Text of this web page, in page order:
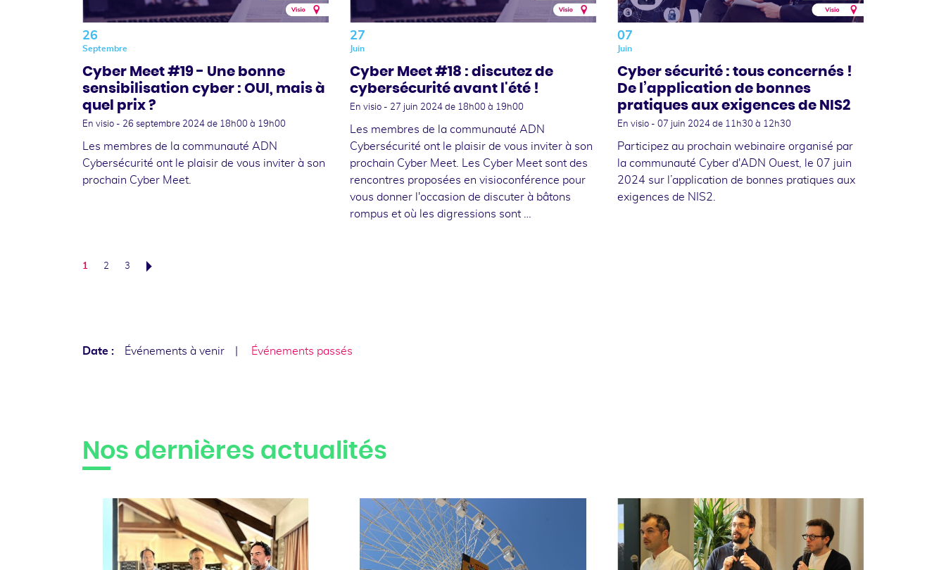
26
Septembre
Cyber Meet #19 - Une bonne
sensibilisation cyber : OUI, mais à
quel prix ?
En visio - 26 septembre 2024 de 18h00 à 19h00
Les membres de la communauté ADN
Cybersécurité ont le plaisir de vous inviter à son
prochain Cyber Meet.
27
Juin
Cyber Meet #18 : discutez de
cybersécurité avant l'été !
En visio - 27 juin 2024 de 18h00 à 19h00
Les membres de la communauté ADN
Cybersécurité ont le plaisir de vous inviter à son
prochain Cyber Meet. Les Cyber Meet sont des
rencontres proposées en visioconférence pour
vous donner l'occasion de discuter à bâtons
rompus et où les digressions sont …
07
Juin
Cyber sécurité : tous concernés !
De l’application de bonnes
pratiques aux exigences de NIS2
En visio - 07 juin 2024 de 11h30 à 12h30
Participez au prochain webinaire organisé par
la communauté Cyber d'ADN Ouest, le 07 juin
2024 sur l’application de bonnes pratiques aux
exigences de NIS2.
1 2 3
Date : Événements à venir Événements passés
Nos dernières actualités